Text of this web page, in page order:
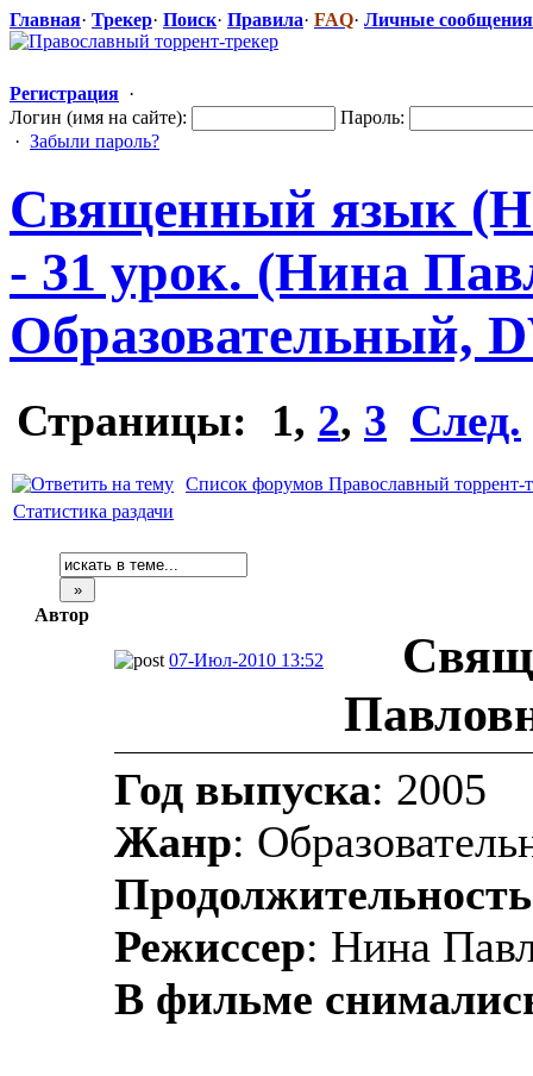
Главная· Трекер· Поиск· Правила· FAQ· Личные сообщения
Регистрация ·
Логин (имя на сайте):
Пароль:
· Забыли пароль?
Священный язык
- 31 урок. (Нина
Образователь​ный,
Страницы: 1, 2, 3 След.
Список форумов Православный торрент-
Статистика раздачи
Автор
07-Июл-2010 13:52
Год выпуска: 2005
Жанр:
Продолжительность
Режиссер: Нина
В фильме